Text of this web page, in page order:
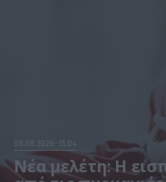
08.08.2026 15:04
Νέα μελέτη: Η